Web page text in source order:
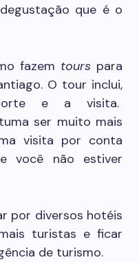
que é o
fazem tours para
O tour inclui,
e a visita.
ser muito mais
visita por conta
você não estiver
por diversos hotéis
turistas e ficar
de turismo.